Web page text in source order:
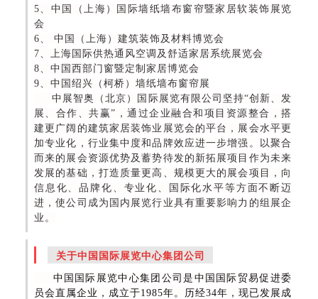
5、中国（上海）国际墙纸墙布窗帘暨家居软装饰展览
会
6、 中国（上海）建筑装饰及材料博览会
7、上海国际供热通风空调及舒适家居系统展览会
8、中国西部门窗暨定制家居博览会
9、中国绍兴（柯桥）墙纸墙布窗帘展
中展智奥（北京）国际展览有限公司坚持“创新、发
展、合作、共赢”，通过企业融合和项目资源整合，搭
建更广阔的建筑家居装饰业展览会的平台，展会水平更
加专业化，行业集中度和品牌效应进一步增强。以聚合
而来的展会资源优势及蓄势待发的新拓展项目作为未来
发展的基础，打造质量更高、规模更大的展会项目，向
信息化、品牌化、专业化、国际化水平等方面不断迈
进，使公司成为国内展览行业具有重要影响力的组展企
业。
关于中国国际展览中心集团公司
中国国际展览中心集团公司是中国国际贸易促进委
员会直属企业，成立于1985年。历经34年，现已发展成